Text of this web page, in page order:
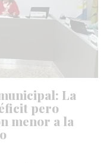
La
pero
menor a la